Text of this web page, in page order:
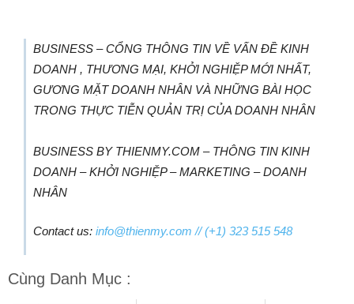
BUSINESS – CỔNG THÔNG TIN VỀ VẤN ĐỀ KINH
DOANH , THƯƠNG MẠI, KHỞI NGHIỆP MỚI NHẤT,
GƯƠNG MẶT DOANH NHÂN VÀ NHỮNG BÀI HỌC
TRONG THỰC TIỄN QUẢN TRỊ CỦA DOANH NHÂN
BUSINESS BY THIENMY.COM – THÔNG TIN KINH
DOANH – KHỞI NGHIỆP – MARKETING – DOANH
NHÂN
Contact us: info@thienmy.com // (+1) 323 515 548
Cùng Danh Mục :